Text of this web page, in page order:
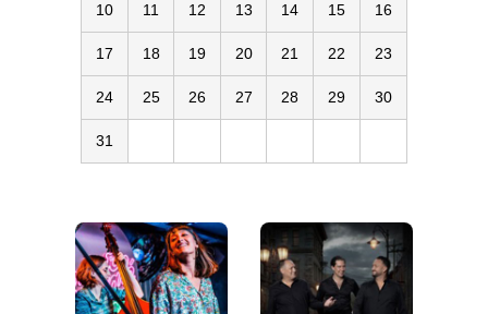
10 11 12 13 14 15 16
17 18 19 20 21 22 23
24 25 26 27 28 29 30
31